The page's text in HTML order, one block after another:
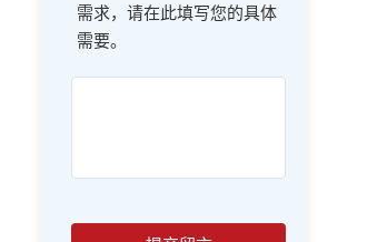
需求，请在此填写您的具体
需要。